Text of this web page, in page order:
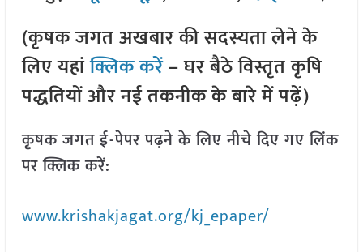
(कृषक जगत अखबार की सदस्यता लेने के
लिए यहांक्लिक करें– घर बैठे विस्तृत कृषि
पद्धतियों और नई तकनीक के बारे में पढ़ें)
कृषक जगत ई-पेपर पढ़ने के लिए नीचे दिए गए लिंक
पर क्लिक करें:
www.krishakjagat.org/kj_epaper/